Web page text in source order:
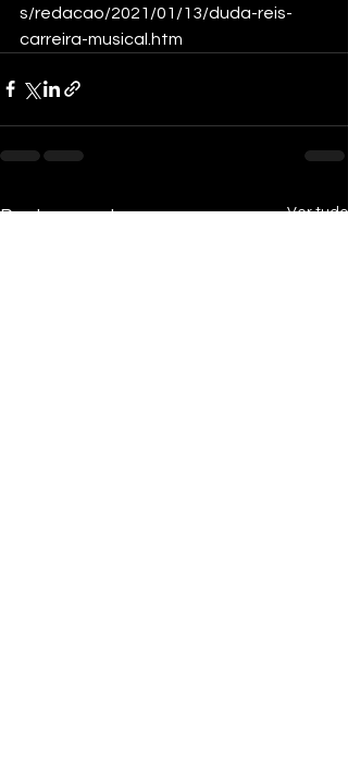
s/redacao/2021/01/13/duda-reis-
carreira-musical.htm
Posts recentes Ver tudo